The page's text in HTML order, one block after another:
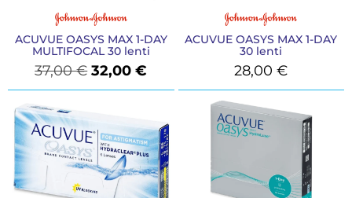
ACUVUE OASYS MAX 1-DAY
MULTIFOCAL 30 lenti
37,00€ 32,00€
ACUVUE OASYS MAX 1-DAY
30 lenti
28,00€